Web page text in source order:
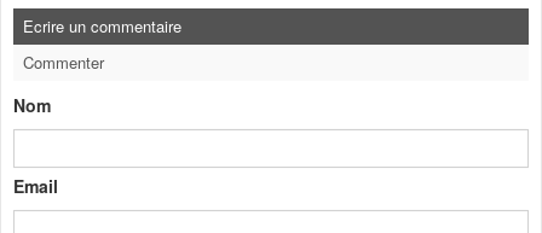
Ecrire un commentaire
Commenter
Nom
Email